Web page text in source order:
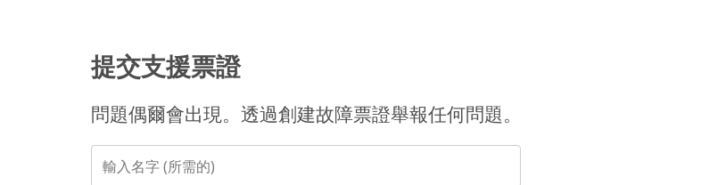
提交支援票證
問題偶爾會出現。透過創建故障票證舉報任何問題。